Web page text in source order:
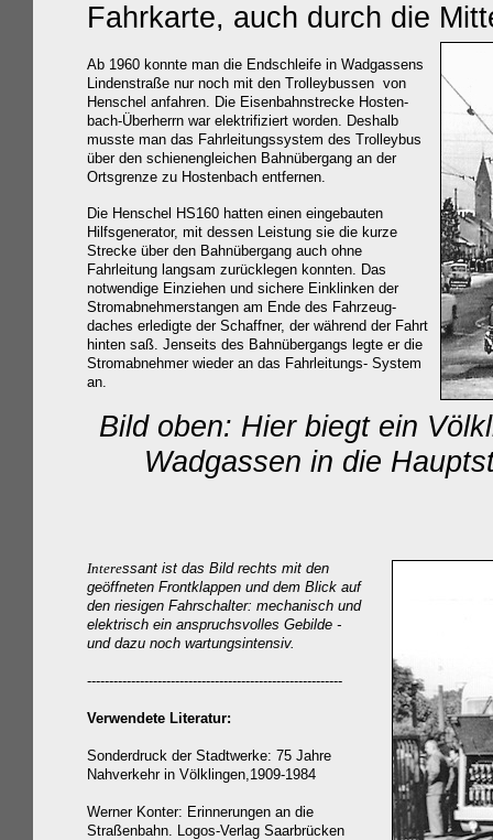
Fahrkarte, auch durch die
Ab 1960 konnte man die Endschleife in Wadgassens
Lindenstraße nur noch mit den Trolleybussen von
Henschel anfahren. Die Eisenbahnstrecke Hosten-
bach-Überherrn war elektrifiziert worden. Deshalb
musste man das Fahrleitungssystem des Trolleybus
über den schienengleichen Bahnübergang an der
Ortsgrenze zu Hostenbach entfernen.
Die Henschel HS160 hatten einen eingebauten
Hilfsgenerator, mit dessen Leistung sie die kurze
Strecke über den Bahnübergang auch ohne
Fahrleitung langsam zurücklegen konnten. Das
notwendige Einziehen und sichere Einklinken der
Stromabnehmerstangen am Ende des Fahrzeug-
daches erledigte der Schaffner, der während der Fahrt
hinten saß. Jenseits des Bahnübergangs legte er die
Stromabnehmer wieder an das Fahrleitungs- System
an.
Bild oben: Hier biegt ein
Wadgassen in die
Interessant ist das Bild rechts mit den
geöffneten Frontklappen und dem Blick auf
den riesigen Fahrschalter: mechanisch und
elektrisch ein anspruchsvolles Gebilde -
und dazu noch wartungsintensiv.
----------------------------------------------------------
Verwendete Literatur:
Sonderdruck der Stadtwerke: 75 Jahre
Nahverkehr in Völklingen,1909-1984
Werner Konter: Erinnerungen an die
Straßenbahn. Logos-Verlag Saarbrücken